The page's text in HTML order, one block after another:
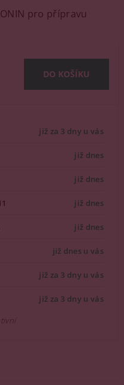
pro přípravu
již za 3 dny u vás
již dnes
již dnes
již dnes
již dnes
již dnes u vás
již za 3 dny u vás
již za 3 dny u vás